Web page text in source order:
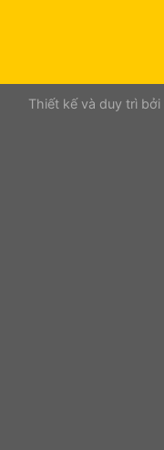
Thiết kế và duy trì bởi